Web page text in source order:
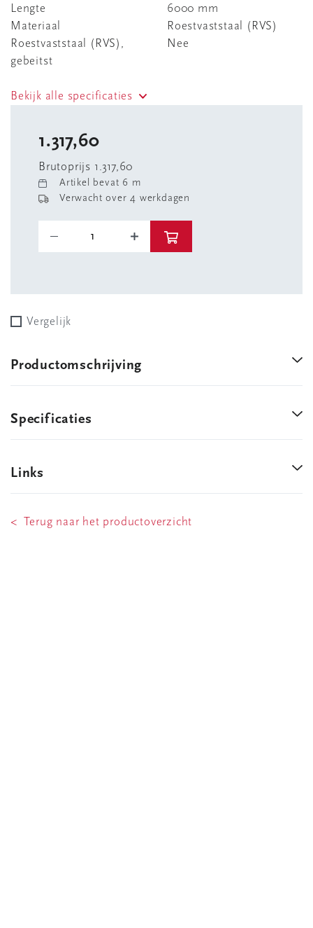
Lengte
6000 mm
Materiaal
Roestvaststaal (RVS)
Roestvaststaal (RVS),
gebeitst
Nee
Bekijk alle specificaties
1.317,60
Brutoprijs 1.317,60
Artikel bevat 6 m
Verwacht over 4 werkdagen
Vergelijk
Productomschrijving
Specificaties
Links
< Terug naar het productoverzicht